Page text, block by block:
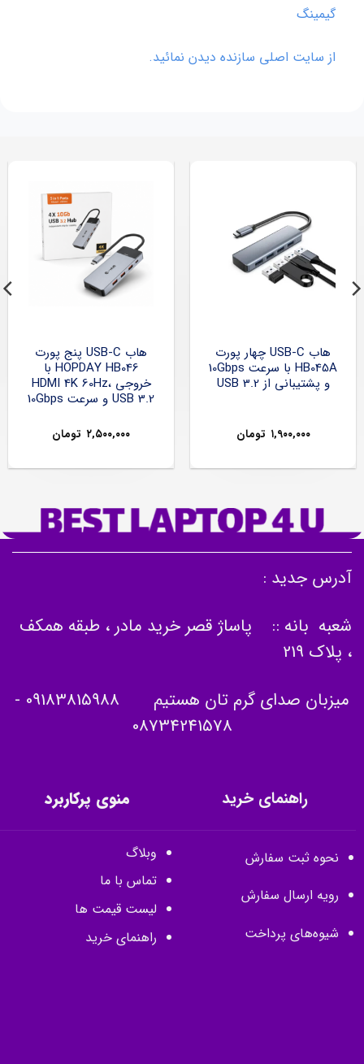
گیمینگ
از سایت اصلی سازنده دیدن نمائید.
هاب USB-C چهار پورت
HB045A با سرعت 10Gbps
و پشتیبانی از USB 3.2
۱,۹۰۰,۰۰۰ تومان
هاب USB-C پنج پورت
HOPDAY HB046 با
خروجی HDMI 4K 60Hz،
USB 3.2 و سرعت 10Gbps
۲,۵۰۰,۰۰۰ تومان
آدرس جدید :
شعبه بانه :: پاساژ قصر خرید مادر ، طبقه همکف
، پلاک 219
میزبان صدای گرم تان هستیم 09183815988
-
08734241578
راهنمای خرید
نحوه ثبت سفارش
رویه ارسال سفارش
شیوه‌های پرداخت
منوی پرکاربرد
وبلاگ
تماس با ما
لیست قیمت ها
راهنمای خرید